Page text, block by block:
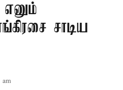
எனும்
சாடிய
am